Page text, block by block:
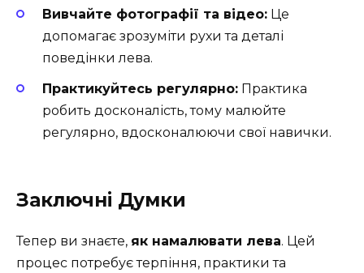
Вивчайте фотографії та відео: Це
допомагає зрозуміти рухи та деталі
поведінки лева.
Практикуйтесь регулярно: Практика
робить досконалість, тому малюйте
регулярно, вдосконалюючи свої навички.
Заключні Думки
Тепер ви знаєте, як намалювати лева. Цей
процес потребує терпіння, практики та